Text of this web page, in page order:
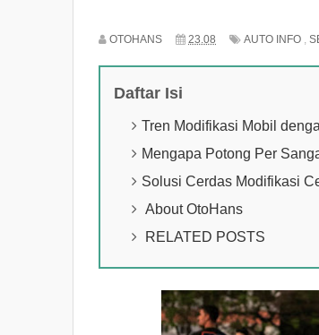
OTOHANS 23.08 AUTO INFO ,
Daftar Isi
Tren Modifikasi Mobil
Mengapa Potong Per
Solusi Cerdas Modifikasi
About OtoHans
RELATED POSTS